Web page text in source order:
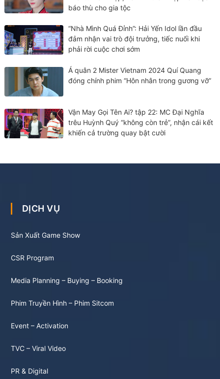
báo thù cho gia tộc
“Nhà Mình Quá Đỉnh”: Hải Yến Idol lần đầu
đảm nhận vai trò đội trưởng, tiếc nuối khi
phải rời cuộc chơi sớm
Á quân 2 Mister Vietnam 2024 Quí Quang
đóng chính phim “Hôn nhân trong gương vỡ”
Vận May Gọi Tên Ai? tập 22: MC Đại Nghĩa
trêu Huỳnh Quý “không còn trẻ”, nhận cái kết
khiến cả trường quay bật cười
DỊCH VỤ
Sản Xuất Game Show
CSR Program
Media Planning – Buying – Booking
Phim Truyền Hình – Phim Sitcom
Event – Activation
TVC – Viral Video
PR & Digital